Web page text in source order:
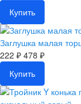
Купить
Заглушка малая
222 ₽ 478 ₽
Купить